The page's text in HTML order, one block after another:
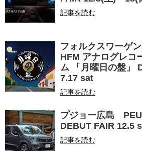
記事を読む
フォルクスワーゲ
HFM アナログレコ
ム 「月曜日の盤」
7.17 sat
記事を読む
プジョー広島
DEBUT FAIR 12.5
記事を読む